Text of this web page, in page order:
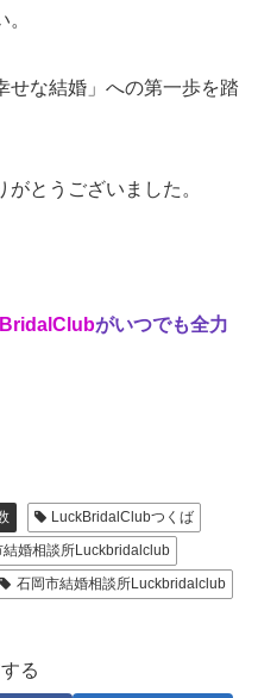
せな結婚」への第一歩を踏
とうございました。
がいつでも全力
LuckBridalClubつくば
結婚相談所Luckbridalclub
石岡市結婚相談所Luckbridalclub
る